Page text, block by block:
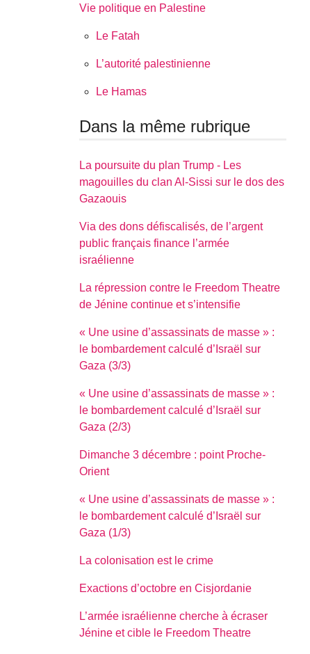
Vie politique en Palestine
Le Fatah
L’autorité palestinienne
Le Hamas
Dans la même rubrique
La poursuite du plan Trump - Les
magouilles du clan Al-Sissi sur le dos des
Gazaouis
Via des dons défiscalisés, de l’argent
public français finance l’armée
israélienne
La répression contre le Freedom Theatre
de Jénine continue et s’intensifie
« Une usine d’assassinats de masse » :
le bombardement calculé d’Israël sur
Gaza (3/3)
« Une usine d’assassinats de masse » :
le bombardement calculé d’Israël sur
Gaza (2/3)
Dimanche 3 décembre : point Proche-
Orient
« Une usine d’assassinats de masse » :
le bombardement calculé d’Israël sur
Gaza (1/3)
La colonisation est le crime
Exactions d’octobre en Cisjordanie
L’armée israélienne cherche à écraser
Jénine et cible le Freedom Theatre